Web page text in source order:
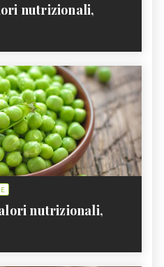
nutrizionali,
nutrizionali,